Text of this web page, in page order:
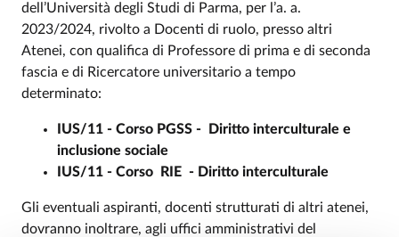
dell’Università degli Studi di Parma, per l’a. a.
2023/2024, rivolto a Docenti di ruolo, presso altri
Atenei, con qualifica di Professore di prima e di seconda
fascia e di Ricercatore universitario a tempo
determinato:
IUS/11 - Corso PGSS - Diritto interculturale e
inclusione sociale
IUS/11 - Corso RIE - Diritto interculturale
Gli eventuali aspiranti, docenti strutturati di altri atenei,
dovranno inoltrare, agli uffici amministrativi del